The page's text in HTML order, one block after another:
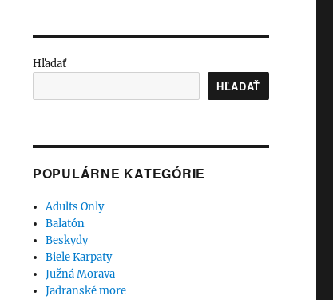
Hľadať
HĽADAŤ
POPULÁRNE KATEGÓRIE
Adults Only
Balatón
Beskydy
Biele Karpaty
Južná Morava
Jadranské more